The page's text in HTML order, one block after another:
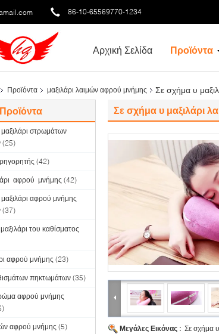
86-10-65569770-1234
Αρχική Σελίδα Προϊόντα
Προϊόντα μαξιλάρι λαιμών αφρού μνήμης Σε σχήμα υ
στρωμάτων
(25)
(42)
αφρού μνήμης (42)
αφρού μνήμης
(37)
του καθίσματος
αφρού μνήμης (23)
πηκτωμάτων (35)
αφρού μνήμης
αφρού μνήμης (5)
Σε σχήμα υ μαξιλάρι
Μεγάλες Εικόνας : Σε σχήμα υ